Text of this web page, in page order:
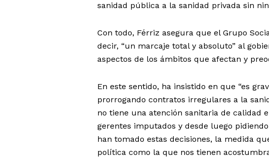
sanidad pública a la sanidad privada sin
Con todo, Férriz asegura que el Grupo
decir, “un marcaje total y absoluto” al
aspectos de los ámbitos que afectan y
En este sentido, ha insistido en que “es
prorrogando contratos irregulares a la
no tiene una atención sanitaria de calidad
gerentes imputados y desde luego
han tomado estas decisiones, la medida
política como la que nos tienen